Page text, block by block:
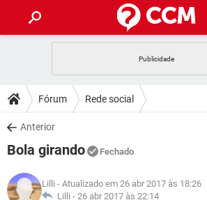
CELULAR
OUTLOOK
INSTAGRAM
GUIA DE COMPRAS
DICAS
JOGOS
INSTAGRAM GMAIL
DOWNLOADS
JOGOS
CELULAR
OUTLOOK
FÓRUM
JOGOS WHATSAPP
GLOSSÁRIO
Fórum Rede social
Anterior
Bola girando Fechado
Lilli - Atualizado em 26 abr 2017 às 18:26
Lilli - 26 abr 2017 às 22:14